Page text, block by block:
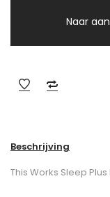
Naar
Beschrijving
This Works Sleep